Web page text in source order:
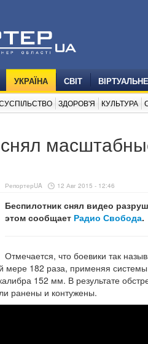
УКРАЇНА СВІТ
ЗДОРОВ'Я КУЛЬТУРА
РепортерUA 12 Авг 2015 - 12:46
Беспилотник снял видео
этом сообщает Радио Свобода.
Отмечается, что боевики так
мере 182 раза, применяя
152 мм. В результате
ранены и контужены.